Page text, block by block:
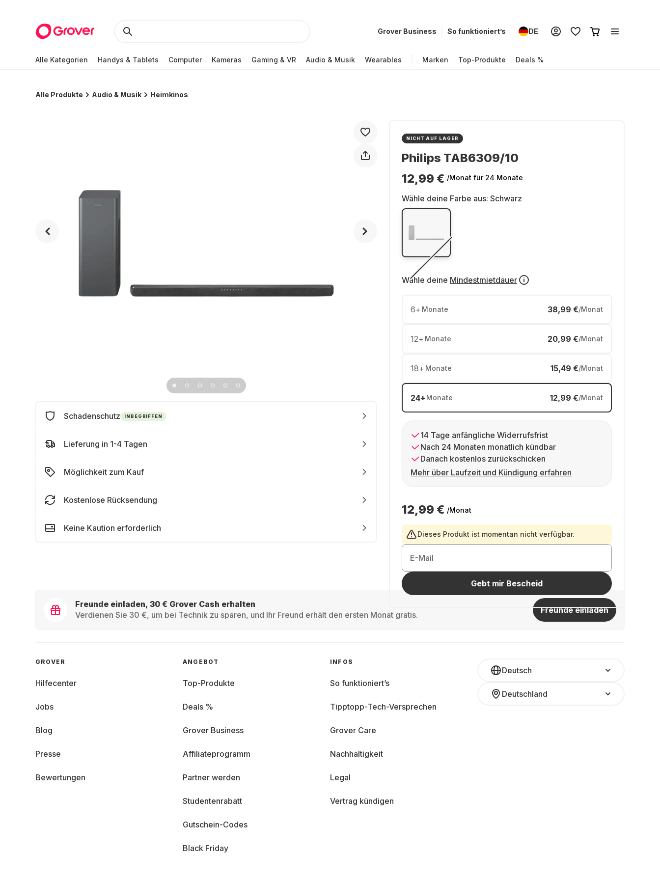
Grover Business So funktioniert’s DE
Alle Kategorien Handys & Tablets Computer Kameras Gaming & VR Audio & Musik Wearables Marken Top-Produkte Deals %
Alle Produkte Audio & Musik Heimkinos
NICHT AUF LAGER
Philips TAB6309/10
12,99 € /Monat für 24 Monate
Wähle deine Farbe aus: Schwarz
Wähle deine Mindestmietdauer
6+ Monate 38,99 €/Monat
12+ Monate 20,99 €/Monat
18+ Monate 15,49 €/Monat
24+ Monate 12,99 €/Monat
14 Tage anfängliche Widerrufsfrist
Nach 24 Monaten monatlich kündbar
Danach kostenlos zurückschicken
Mehr über Laufzeit und Kündigung erfahren
12,99 € /Monat
Dieses Produkt ist momentan nicht verfügbar.
E-Mail
Gebt mir Bescheid
Schadenschutz INBEGRIFFEN
Lieferung in 1-4 Tagen
Möglichkeit zum Kauf
Kostenlose Rücksendung
Keine Kaution erforderlich
Freunde einladen, 30 € Grover Cash erhalten
Verdienen Sie 30 €, um bei Technik zu sparen, und Ihr Freund erhält den ersten Monat gratis.
Freunde einladen
Deutsch
Deutschland
GROVER
Hilfecenter
Jobs
Blog
Presse
Bewertungen
ANGEBOT
Top-Produkte
Deals %
Grover Business
Affiliateprogramm
Partner werden
Studentenrabatt
Gutschein-Codes
Black Friday
INFOS
So funktioniert’s
Tipptopp-Tech-Versprechen
Grover Care
Nachhaltigkeit
Legal
Vertrag kündigen